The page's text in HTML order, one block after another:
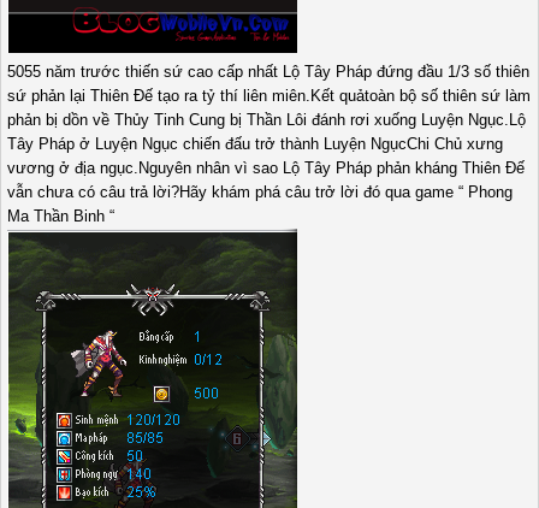
5055 năm trước thiến sứ cao cấp nhất Lộ Tây Pháp đứng đầu 1/3 số thiên
sứ phản lại Thiên Đế tạo ra tỷ thí liên miên.Kết quảtoàn bộ số thiên sứ làm
phản bị dồn về Thủy Tinh Cung bị Thần Lôi đánh rơi xuống Luyện Ngục.Lộ
Tây Pháp ở Luyện Ngục chiến đấu trở thành Luyện NgụcChi Chủ xưng
vương ở địa ngục.Nguyên nhân vì sao Lộ Tây Pháp phản kháng Thiên Đế
vẫn chưa có câu trả lời?Hãy khám phá câu trở lời đó qua game “ Phong
Ma Thần Binh “